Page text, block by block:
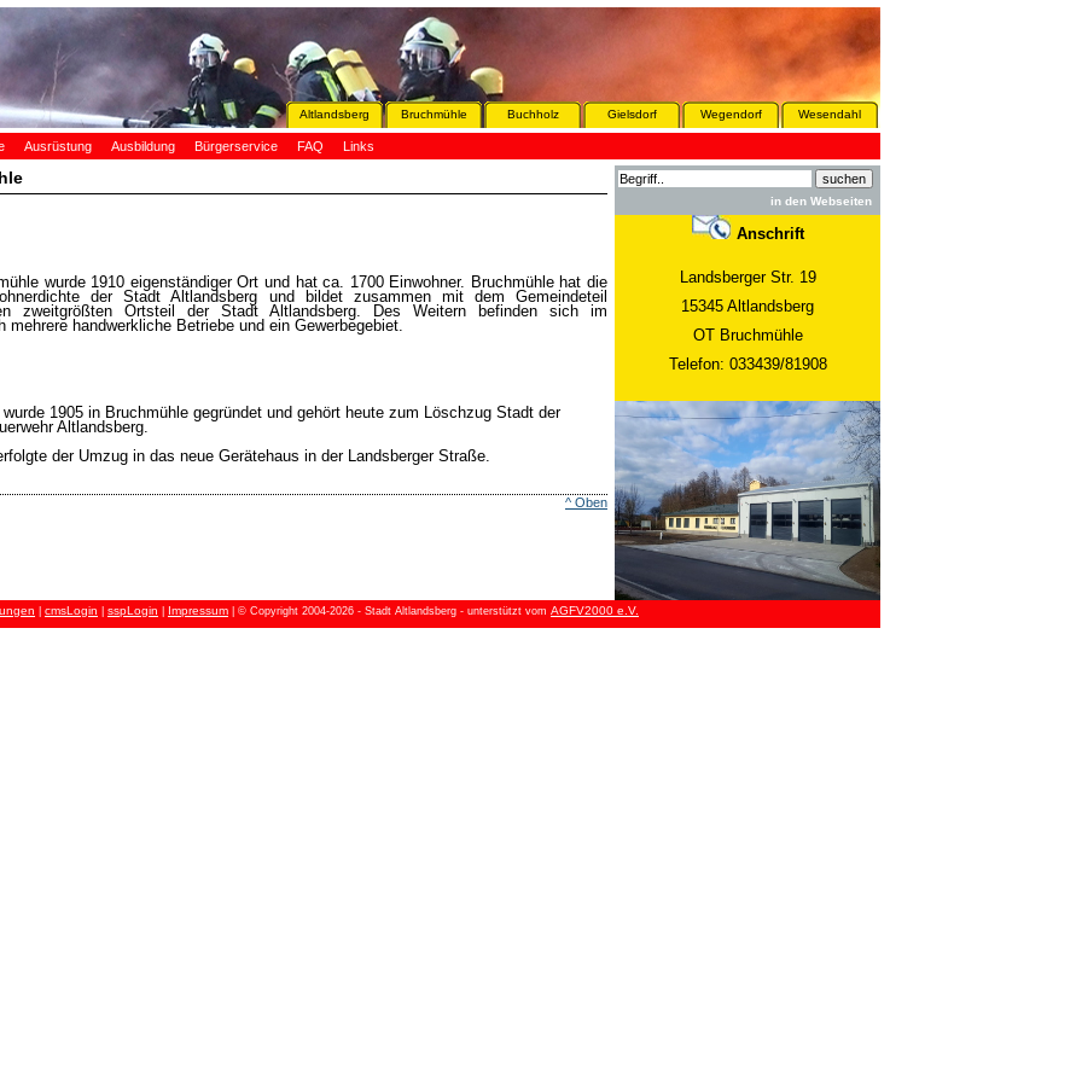
Altlandsberg Bruchmühle Buchholz Gielsdorf Wegendorf Wesendahl
Ausrüstung Ausbildung Bürgerservice FAQ Links
in den Webseiten
Anschrift
Landsberger Str. 19
15345 Altlandsberg
OT Bruchmühle
Telefon: 033439/81908
wurde 1910 eigenständiger Ort und hat ca. 1700 Einwohner. Bruchmühle hat die
der Stadt Altlandsberg und bildet zusammen mit dem Gemeindeteil
zweitgrößten Ortsteil der Stadt Altlandsberg. Des Weitern befinden sich im
mehrere handwerkliche Betriebe und ein Gewerbegebiet.
wurde 1905 in Bruchmühle gegründet und gehört heute zum Löschzug Stadt der
Altlandsberg.
der Umzug in das neue Gerätehaus in der Landsberger Straße.
^ Oben
cmsLogin sspLogin Impressum | © Copyright 2004-2026 - Stadt Altlandsberg - unterstützt vom AGFV2000 e.V.